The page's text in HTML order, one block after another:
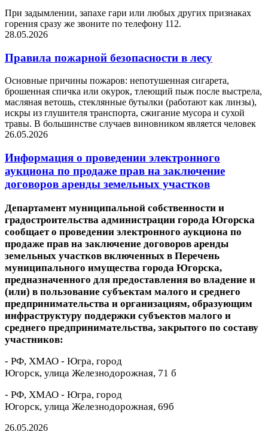
При задымлении, запахе гари или любых других признаках
горения сразу же звоните по телефону 112.
28.05.2026
Правила пожарной безопасности в лесу
Основные причины пожаров: непотушенная сигарета,
брошенная спичка или окурок, тлеющий пыж после выстрела,
масляная ветошь, стеклянные бутылки (работают как линзы),
искры из глушителя транспорта, сжигание мусора и сухой
травы. В большинстве случаев виновником является человек
26.05.2026
Информация о проведении электронного
аукциона по продаже прав на заключение
договоров аренды земельных участков
Департамент муниципальной собственности и
градостроительства администрации города Югорска
сообщает о проведении электронного аукциона по
продаже прав на заключение договоров аренды
земельных участков включенных в Перечень
муниципального имущества города Югорска,
предназначенного для предоставления во владение и
(или) в пользование субъектам малого и среднего
предпринимательства и организациям, образующим
инфраструктуру поддержки субъектов малого и
среднего предпринимательства, закрытого по составу
участников:
- РФ, ХМАО - Югра, город
Югорск, улица Железнодорожная, 71 б
- РФ, ХМАО - Югра, город
Югорск, улица Железнодорожная, 69б
26.05.2026